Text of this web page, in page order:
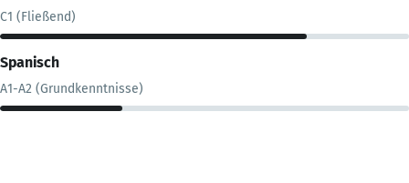
C1 (Fließend)
Spanisch
A1-A2 (Grundkenntnisse)